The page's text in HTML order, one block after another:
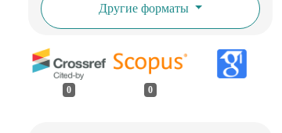
Другие форматы
0 0